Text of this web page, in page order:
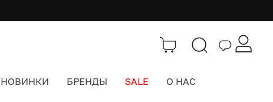
НОВИНКИ БРЕНДЫ SALE О НАС